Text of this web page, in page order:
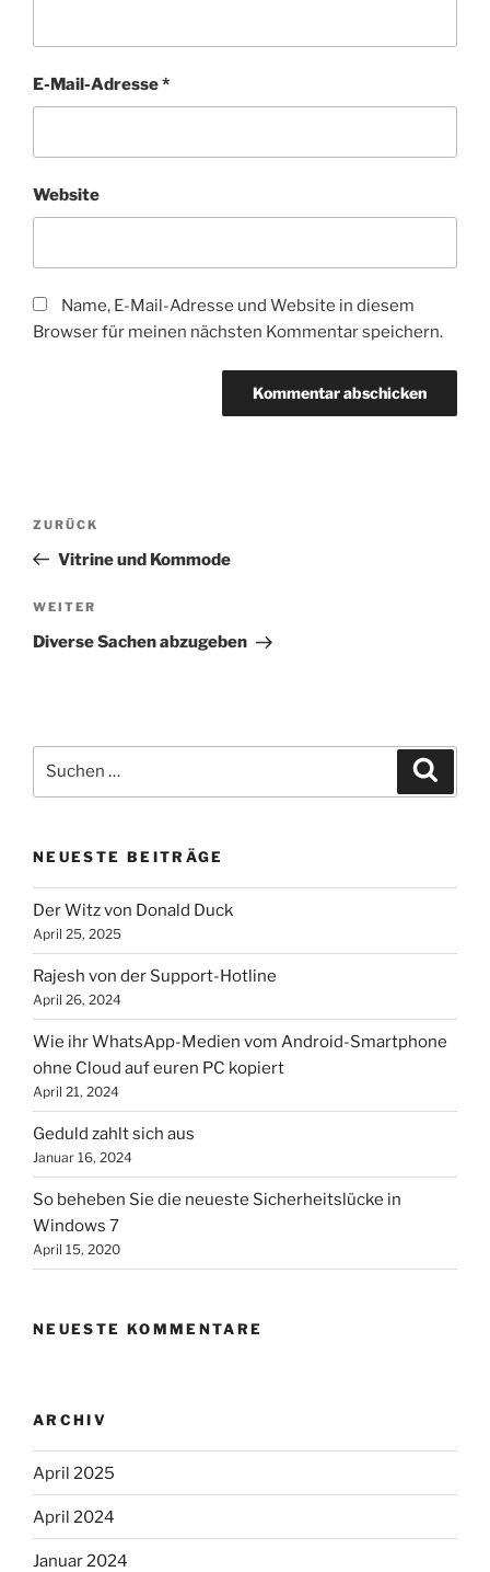
E-Mail-Adresse*
Website
Name, E-Mail-Adresse und Website in diesem
Browser für meinen nächsten Kommentar speichern.
Beitragsnavigation
Vorheriger
Beitrag
ZURÜCK
Vitrine und Kommode
Nächster
Beitrag
WEITER
Diverse Sachen abzugeben
nach:
NEUESTE BEITRÄGE
Der Witz von Donald Duck
April 25, 2025
Rajesh von der Support-Hotline
April 26, 2024
Wie ihr WhatsApp-Medien vom Android-Smartphone
ohne Cloud auf euren PC kopiert
April 21, 2024
Geduld zahlt sich aus
Januar 16, 2024
So beheben Sie die neueste Sicherheitslücke in
Windows 7
April 15, 2020
NEUESTE KOMMENTARE
ARCHIV
April 2025
April 2024
Januar 2024